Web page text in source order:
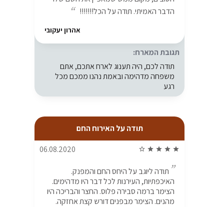
הדבר האמיתי. תודה על הכל!!!!!!!
אהרון יעקובי
תגובת המארח:
תודה לכם, היה תענוג לארח אתכם, אתם
משפחה מדהימה ובאמת נהנו ממכם מכל
רגע
תודה על האירוח החם
star
star
star
star
star_border
06.08.2020
תודה ליוגב על היחס החם והמפנק.
האיכפתיות, העירנות לכל דבר היו מדהימים.
הצימר ברמה סבירה פלוס. החצר והבריכה היו
מהנים. הצימר מבפנים דורש קצת אחזקה.